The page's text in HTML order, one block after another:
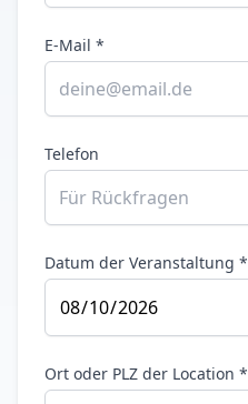
E-Mail *
Telefon
Datum der Veranstaltung *
Ort oder PLZ der Location *